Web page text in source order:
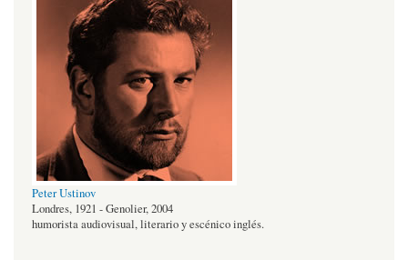
Peter Ustinov
Londres, 1921 - Genolier, 2004
humorista audiovisual, literario y escénico inglés.